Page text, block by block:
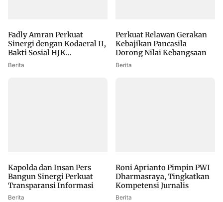
Fadly Amran Perkuat
Sinergi dengan Kodaeral II,
Bakti Sosial HJK...
Berita
Perkuat Relawan Gerakan
Kebajikan Pancasila
Dorong Nilai Kebangsaan
Berita
Kapolda dan Insan Pers
Bangun Sinergi Perkuat
Transparansi Informasi
Berita
Roni Aprianto Pimpin PWI
Dharmasraya, Tingkatkan
Kompetensi Jurnalis
Berita